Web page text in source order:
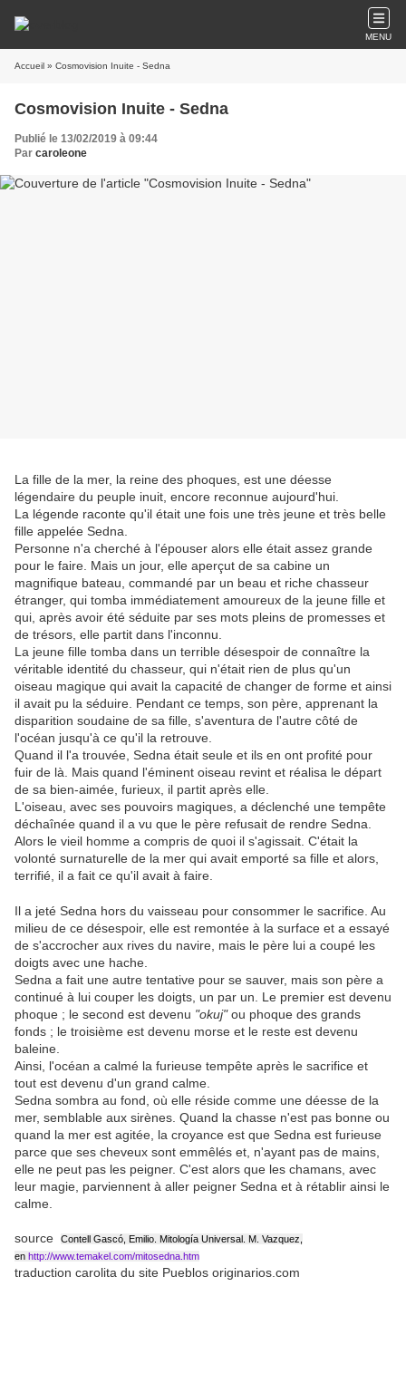
MENU
Accueil » Cosmovision Inuite - Sedna
Cosmovision Inuite - Sedna
Publié le 13/02/2019 à 09:44
Par caroleone
La fille de la mer, la reine des phoques, est une déesse
légendaire du peuple inuit, encore reconnue aujourd'hui.
La légende raconte qu'il était une fois une très jeune et très belle
fille appelée Sedna.
Personne n'a cherché à l'épouser alors elle était assez grande
pour le faire. Mais un jour, elle aperçut de sa cabine un
magnifique bateau, commandé par un beau et riche chasseur
étranger, qui tomba immédiatement amoureux de la jeune fille et
qui, après avoir été séduite par ses mots pleins de promesses et
de trésors, elle partit dans l'inconnu.
La jeune fille tomba dans un terrible désespoir de connaître la
véritable identité du chasseur, qui n'était rien de plus qu'un
oiseau magique qui avait la capacité de changer de forme et ainsi
il avait pu la séduire. Pendant ce temps, son père, apprenant la
disparition soudaine de sa fille, s'aventura de l'autre côté de
l'océan jusqu'à ce qu'il la retrouve.
Quand il l'a trouvée, Sedna était seule et ils en ont profité pour
fuir de là. Mais quand l'éminent oiseau revint et réalisa le départ
de sa bien-aimée, furieux, il partit après elle.
L'oiseau, avec ses pouvoirs magiques, a déclenché une tempête
déchaînée quand il a vu que le père refusait de rendre Sedna.
Alors le vieil homme a compris de quoi il s'agissait. C'était la
volonté surnaturelle de la mer qui avait emporté sa fille et alors,
terrifié, il a fait ce qu'il avait à faire.
Il a jeté Sedna hors du vaisseau pour consommer le sacrifice. Au
milieu de ce désespoir, elle est remontée à la surface et a essayé
de s'accrocher aux rives du navire, mais le père lui a coupé les
doigts avec une hache.
Sedna a fait une autre tentative pour se sauver, mais son père a
continué à lui couper les doigts, un par un. Le premier est devenu
phoque ; le second est devenu "okuj"ou phoque des grands
fonds ; le troisième est devenu morse et le reste est devenu
baleine.
Ainsi, l'océan a calmé la furieuse tempête après le sacrifice et
tout est devenu d'un grand calme.
Sedna sombra au fond, où elle réside comme une déesse de la
mer, semblable aux sirènes. Quand la chasse n'est pas bonne ou
quand la mer est agitée, la croyance est que Sedna est furieuse
parce que ses cheveux sont emmêlés et, n'ayant pas de mains,
elle ne peut pas les peigner. C'est alors que les chamans, avec
leur magie, parviennent à aller peigner Sedna et à rétablir ainsi le
calme.
source
Contell Gascó, Emilio. Mitología Universal. M. Vazquez,
en http://www.temakel.com/mitosedna.htm
traduction carolita du site Pueblos originarios.com